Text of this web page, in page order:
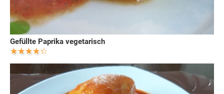
Gefüllte Paprika vegetarisch